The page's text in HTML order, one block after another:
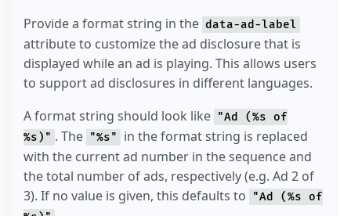
Provide a format string in the data-ad-label
attribute to customize the ad disclosure that is
displayed while an ad is playing. This allows users
to support ad disclosures in different languages.
A format string should look like "Ad (%s of
%s)" . The "%s"
in the format string is replaced
with the current ad number in the sequence and
the total number of ads, respectively (e.g. Ad 2 of
3). If no value is given, this defaults to
"Ad (%s of